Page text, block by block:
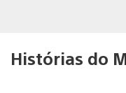
Histórias do